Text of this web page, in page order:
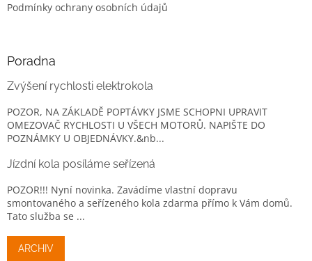
Podmínky ochrany osobních údajů
Poradna
Zvýšení rychlosti elektrokola
POZOR, NA ZÁKLADĚ POPTÁVKY JSME SCHOPNI UPRAVIT
OMEZOVAČ RYCHLOSTI U VŠECH MOTORŮ. NAPIŠTE DO
POZNÁMKY U OBJEDNÁVKY.&nb...
Jízdní kola posíláme seřízená
POZOR!!! Nyní novinka. Zavádíme vlastní dopravu
smontovaného a seřízeného kola zdarma přímo k Vám domů.
Tato služba se ...
ARCHIV